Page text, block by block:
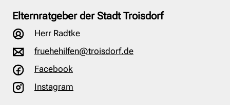
Elternratgeber der Stadt Troisdorf
Herr Radtke
fruehehilfen@troisdorf.de
Facebook
Instagram